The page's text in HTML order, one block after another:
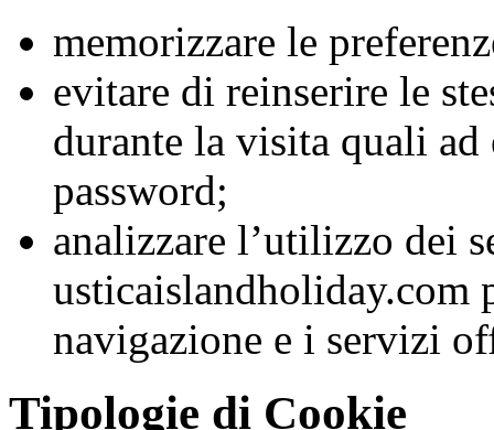
memorizzare le
evitare di reinserire le
durante la visita quali ad
password;
analizzare l’utilizzo dei
usticaislandholiday.com
navigazione e i servizi
Tipologie di Cookie